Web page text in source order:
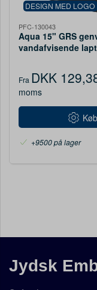
DESIGN MED LOGO
PFC-130043
Aqua 15" GRS
vandafvisende
Fra DKK
moms
Køb
+9500 på lager
Jydsk